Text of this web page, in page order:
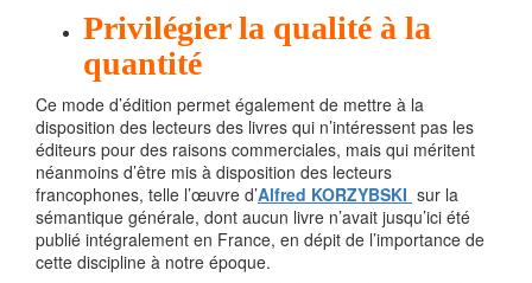
Privilégier la qualité à la
quantité
Ce mode d’édition permet également de mettre à la
disposition des lecteurs des livres qui n’intéressent pas les
éditeurs pour des raisons commerciales, mais qui méritent
néanmoins d’être mis à disposition des lecteurs
francophones, telle l’œuvre d’Alfred KORZYBSKI sur la
sémantique générale, dont aucun livre n’avait jusqu’ici été
publié intégralement en France, en dépit de l’importance de
cette discipline à notre époque.